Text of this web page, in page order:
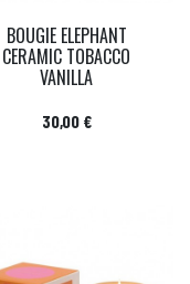
BOUGIE ELEPHANT
CERAMIC TOBACCO
VANILLA
Prix
30,00 €